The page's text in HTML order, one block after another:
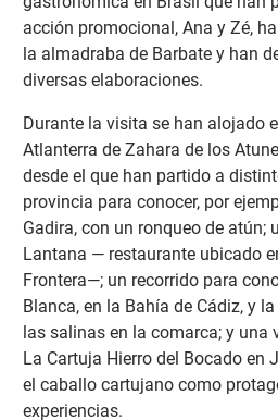
acción promocional, Ana y Zé,
la almadraba de Barbate y han
diversas elaboraciones.
Durante la visita se han alojado
Atlanterra de Zahara de los
desde el que han partido a
provincia para conocer, por
Gadira, con un ronqueo de atún;
Lantana — restaurante ubicado
Frontera—; un recorrido para
Blanca, en la Bahía de Cádiz, y
las salinas en la comarca; y una
La Cartuja Hierro del Bocado en
el caballo cartujano como
experiencias.